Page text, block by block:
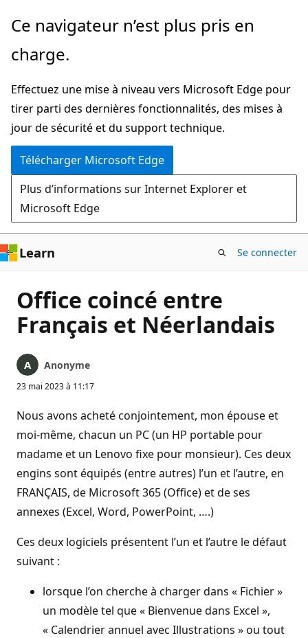
Passer
directement
au
principal
Ce navigateur n’est plus pris en
charge.
Effectuez une mise à niveau vers Microsoft Edge pour
tirer parti des dernières fonctionnalités, des mises à
jour de sécurité et du support technique.
Télécharger Microsoft Edge
Plus d’informations sur Internet Explorer et
Microsoft Edge
Learn Se connecter
Office coincé entre
Français et Néerlandais
Anonyme
23 mai 2023 à 11:17
Nous avons acheté conjointement, mon épouse et
moi-même, chacun un PC (un HP portable pour
madame et un Lenovo fixe pour monsieur). Ces deux
engins sont équipés (entre autres) l’un et l’autre, en
FRANÇAIS, de Microsoft 365 (Office) et de ses
annexes (Excel, Word, PowerPoint, ….)
Ces deux logiciels présentent l’un et l’autre le défaut
suivant :
lorsque l’on cherche à charger dans « Fichier »
un modèle tel que « Bienvenue dans Excel »,
« Calendrier annuel avec Illustrations » ou tout